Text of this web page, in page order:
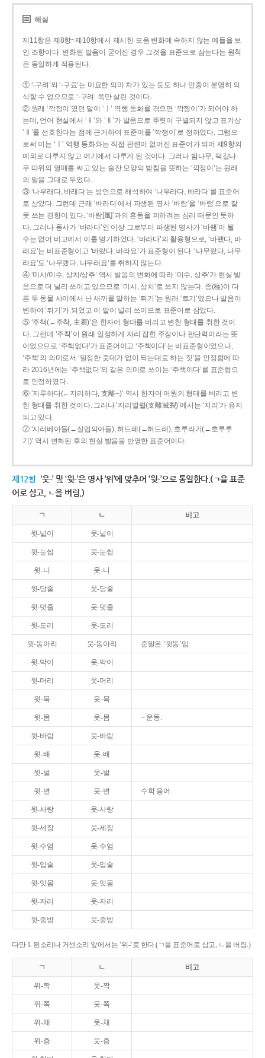
해설
제11항은 제8항~제10항에서 제시한 모음 변화에 속하지 않는 예들을 보
인 조항이다. 변화된 발음이 굳어진 경우 그것을 표준으로 삼는다는 원칙
은 동일하게 적용된다.
① ‘-구려’와 ‘-구료’는 미묘한 의미 차가 있는 듯도 하나 언중이 분명히 의
식할 수 없으므로 ‘-구려’ 쪽만 살린 것이다.
② 원래 ‘깍정이’였던 말이 ‘ㅣ’ 역행 동화를 겪으면 ‘깍젱이’가 되어야 하
는데, 언어 현실에서 ‘ㅐ’와 ‘ㅔ’가 발음으로 뚜렷이 구별되지 않고 표기상
‘ㅐ’를 선호한다는 점에 근거하여 표준어를 ‘깍쟁이’로 정하였다. 그럼으
로써 이는 ‘ㅣ’ 역행 동화와는 직접 관련이 없어진 표준어가 되어 제9항의
예외로 다루지 않고 여기에서 다루게 된 것이다. 그러나 밤나무, 떡갈나
무 따위의 열매를 싸고 있는 술잔 모양의 받침을 뜻하는 ‘깍정이’는 원래
의 말을 그대로 두었다.
③ ‘나무래다, 바래다’는 방언으로 해석하여 ‘나무라다, 바라다’를 표준어
로 삼았다. 그런데 근래 ‘바라다’에서 파생된 명사 ‘바람’을 ‘바램’으로 잘
못 쓰는 경향이 있다. ‘바람[風]’과의 혼동을 피하려는 심리 때문인 듯하
다. 그러나 동사가 ‘바라다’인 이상 그로부터 파생된 명사가 ‘바램’이 될
수는 없어 비고에서 이를 명기하였다. ‘바라다’의 활용형으로, ‘바랬다, 바
래요’는 비표준형이고 ‘바랐다, 바라요’가 표준형이 된다. ‘나무랐다, 나무
라요’도 ‘나무랬다, 나무래요’를 취하지 않는다.
④ ‘미시/미수, 상치/상추’ 역시 발음의 변화에 따라 ‘미수, 상추’가 현실 발
음으로 더 널리 쓰이고 있으므로 ‘미시, 상치’로 쓰지 않는다. 종(種)이 다
른 두 동물 사이에서 난 새끼를 말하는 ‘튀기’는 원래 ‘트기’였으나 발음이
변하여 ‘튀기’가 되었고 이 말이 널리 쓰이므로 표준어로 삼았다.
⑤ ‘주책(←주착, 主着)’은 한자어 형태를 버리고 변한 형태를 취한 것이
다. 그런데 ‘주착’이 원래 일정하게 자리 잡힌 주장이나 판단력이라는 뜻
이었으므로 ‘주책없다’가 표준어이고 ‘주책이다’는 비표준형이었으나,
‘주책’의 의미로서 ‘일정한 줏대가 없이 되는대로 하는 짓’을 인정함에 따
라 2016년에는 ‘주책없다’와 같은 의미로 쓰이는 ‘주책이다’를 표준형으
로 인정하였다.
⑥ ‘지루하다(←지리하다, 支離--)’ 역시 한자어 어원의 형태를 버리고 변
한 형태를 취한 것이다. 그러나 ‘지리멸렬(支離滅裂)’에서는 ‘지리’가 유지
되고 있다.
⑦ ‘시러베아들(←실업의아들), 허드레(←허드래), 호루라기(←호루루
기)’ 역시 변화된 후의 현실 발음을 반영한 표준어이다.
제12항 ‘웃-’ 및 ‘윗-’은 명사 ‘위’에 맞추어 ‘윗-’으로 통일한다.(ㄱ을 표준
어로 삼고, ㄴ을 버림.)
ㄱ ㄴ 비고
윗-넓이 웃-넓이
윗-눈썹 웃-눈썹
윗-니 웃-니
윗-당줄 웃-당줄
윗-덧줄 웃-덧줄
윗-도리 웃-도리
윗-동아리 웃-동아리 준말은 ‘윗동’임.
윗-막이 웃-막이
윗-머리 웃-머리
윗-목 웃-목
윗-몸 웃-몸 ~ 운동.
윗-바람 웃-바람
윗-배 웃-배
윗-벌 웃-벌
윗-변 웃-변 수학 용어.
윗-사랑 웃-사랑
윗-세장 웃-세장
윗-수염 웃-수염
윗-입술 웃-입술
윗-잇몸 웃-잇몸
윗-자리 웃-자리
윗-중방 웃-중방
다만 1. 된소리나 거센소리 앞에서는 ‘위-’로 한다.(ㄱ을 표준어로 삼고, ㄴ을 버림.)
ㄱ ㄴ 비고
위-짝 웃-짝
위-쪽 웃-쪽
위-채 웃-채
위-층 웃-층